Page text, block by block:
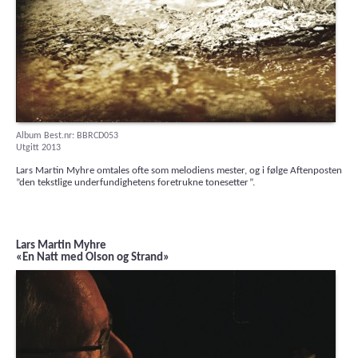
Album Best.nr: BBRCD053
Utgitt 2013
Lars Martin Myhre omtales ofte som melodiens mester, og i følge Aftenposten
”den tekstlige underfundighetens foretrukne tonesetter”.
Lars Martin Myhre
«En Natt med Olson og Strand»